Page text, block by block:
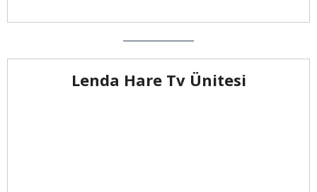
Lenda Hare Tv Ünitesi